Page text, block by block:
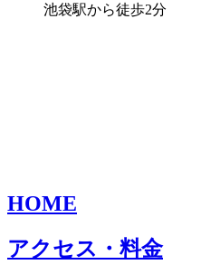
池袋駅から徒歩2分
HOME
アクセス・料金